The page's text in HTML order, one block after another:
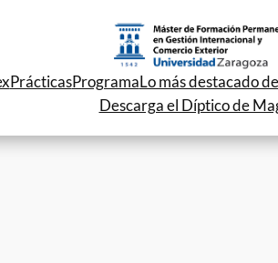
PrácticasProgramaLo más destacado
Descarga el Díptico de